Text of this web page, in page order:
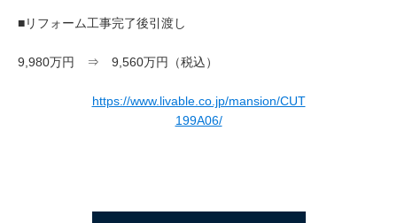
■リフォーム工事完了後引渡し
9,980万円 ⇒ 9,560万円（税込）
https://www.livable.co.jp/mansion/CUT
199A06/